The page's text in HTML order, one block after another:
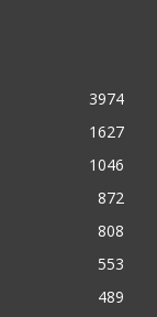
3974
1627
1046
872
808
553
489